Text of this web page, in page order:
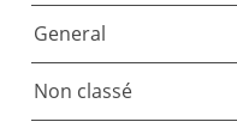
General
Non classé